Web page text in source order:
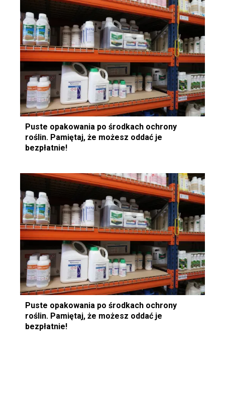
Puste opakowania po środkach ochrony
roślin. Pamiętaj, że możesz oddać je
bezpłatnie!
Puste opakowania po środkach ochrony
roślin. Pamiętaj, że możesz oddać je
bezpłatnie!